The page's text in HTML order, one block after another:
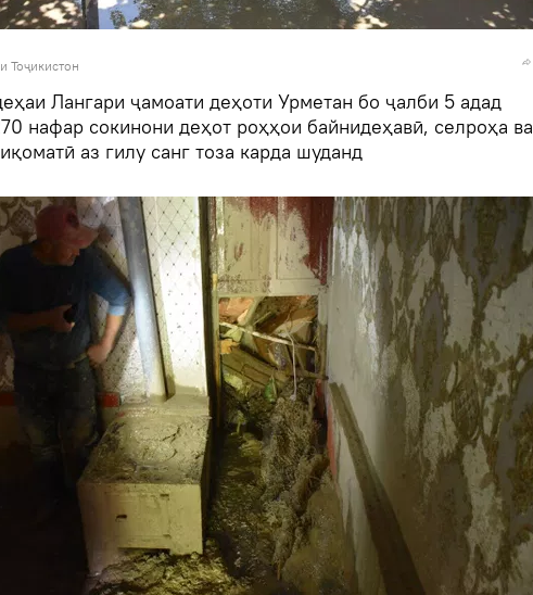
Лангари ҷамоати деҳоти Урметан бо ҷалби 5 адад
нафар сокинони деҳот роҳҳои байнидеҳавӣ, селроҳа ва
аз гилу санг тоза карда шуданд